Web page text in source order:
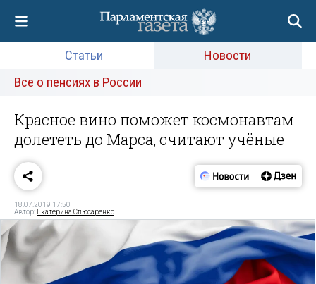
Статьи
Новости
Все о пенсиях в России
Красное вино поможет космонавтам
долететь до Марса, считают учёные
18.07.2019 17:50
Автор: Екатерина Слюсаренко